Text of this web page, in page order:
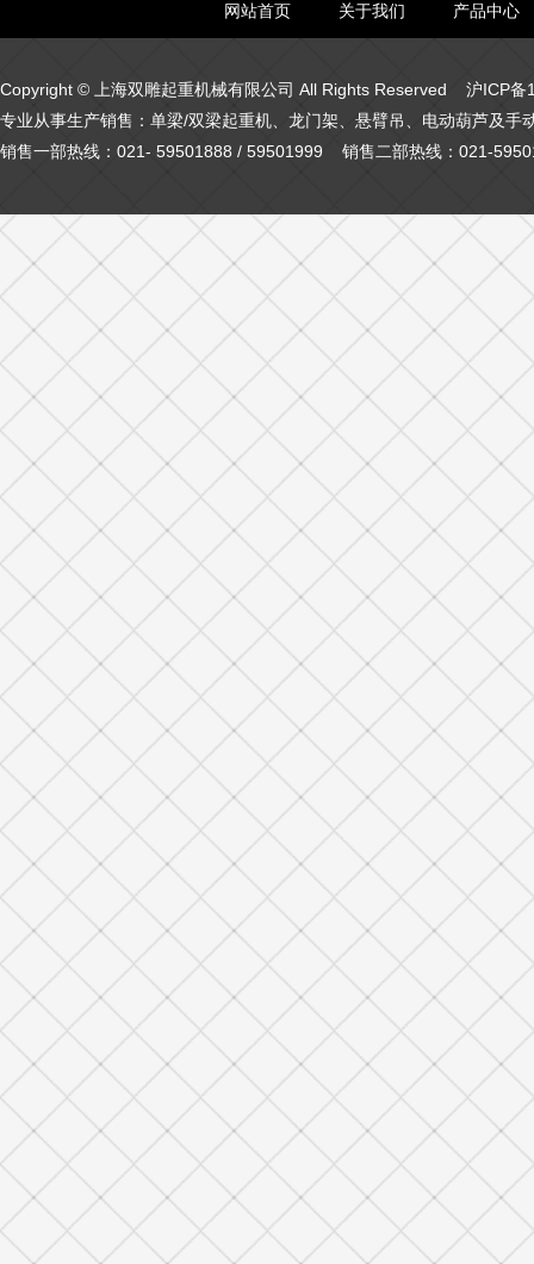
网站首页 关于我们 产品中心
Copyright © 上海双雕起重机械有限公司 All Rights Reserved 沪ICP备
专业从事生产销售：单梁/双梁起重机、龙门架、悬臂吊、电动葫芦及手
销售一部热线：021- 59501888 / 59501999 销售二部热线：021-